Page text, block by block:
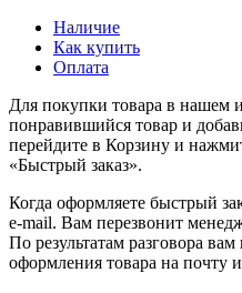
Наличие
Как купить
Оплата
Для покупки товара в нашем
понравившийся товар и
перейдите в Корзину и
«Быстрый заказ».
Когда оформляете быстрый
e-mail. Вам перезвонит
По результатам разговора
оформления товара на почту